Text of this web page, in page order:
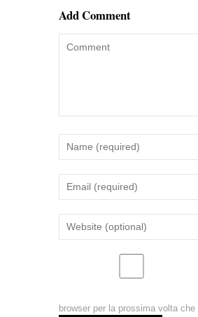
Add Comment
browser per la prossima volta che